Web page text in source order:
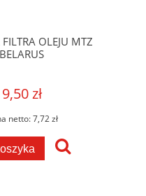
OLEJU MTZ
BELARUS
9,50 zł
netto:7,72 zł